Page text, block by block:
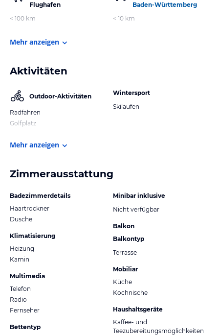
Flughafen
< 100 km
Baden-Württemberg
< 10 km
Mehr anzeigen
Aktivitäten
Outdoor-Aktivitäten
Radfahren
Golfplatz
Wintersport
Skilaufen
Mehr anzeigen
Zimmerausstattung
Badezimmerdetails
Haartrockner
Dusche
Klimatisierung
Heizung
Kamin
Multimedia
Telefon
Radio
Fernseher
Bettentyp
Minibar inklusive
Nicht verfügbar
Balkon
Balkontyp
Terrasse
Mobiliar
Küche
Kochnische
Haushaltsgeräte
Kaffee- und
Teezubereitungsmöglichkeiten